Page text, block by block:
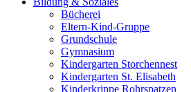
Bücherei
Eltern-Kind-Gruppe
Grundschule
Gymnasium
Kindergarten Storchennest
Kindergarten St. Elisabeth
Kinderkrippe Rohrspatzen